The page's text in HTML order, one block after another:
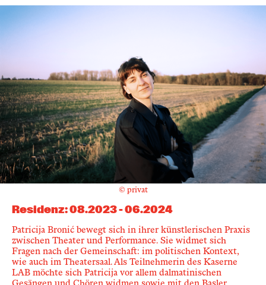
© privat
Residenz:08.2023-06.2024
Patricija Bronić bewegt sich in ihrer künstlerischen Praxis
zwischen Theater und Performance. Sie widmet sich
Fragen nach der Gemeinschaft: im politischen Kontext,
wie auch im Theatersaal. Als Teilnehmerin des Kaserne
LAB möchte sich Patricija vor allem dalmatinischen